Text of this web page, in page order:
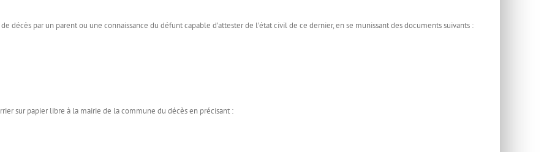
décès par un parent ou une connaissance du défunt capable d’attester de l’état civil de ce dernier, en se munissant des documents suivants :
sur papier libre à la mairie de la commune du décès en précisant :